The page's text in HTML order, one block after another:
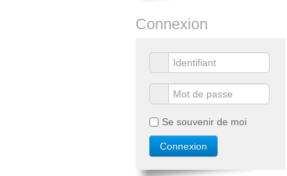
Connexion
Se souvenir de moi